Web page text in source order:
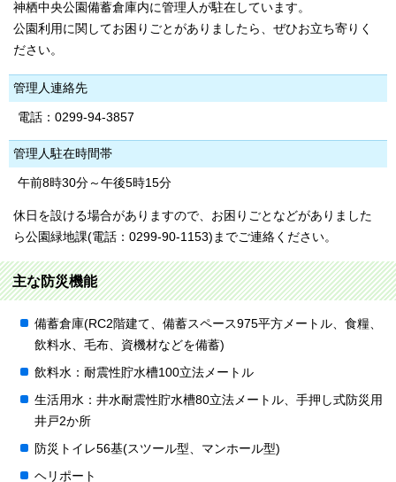
神栖中央公園備蓄倉庫内に管理人が駐在しています。
公園利用に関してお困りごとがありましたら、ぜひお立ち寄りく
ださい。
管理人連絡先
電話：0299-94-3857
管理人駐在時間帯
午前8時30分～午後5時15分
休日を設ける場合がありますので、お困りごとなどがありました
ら公園緑地課(電話：0299-90-1153)までご連絡ください。
主な防災機能
備蓄倉庫(RC2階建て、備蓄スペース975平方メートル、食糧、
飲料水、毛布、資機材などを備蓄)
飲料水：耐震性貯水槽100立法メートル
生活用水：井水耐震性貯水槽80立法メートル、手押し式防災用
井戸2か所
防災トイレ56基(スツール型、マンホール型)
ヘリポート